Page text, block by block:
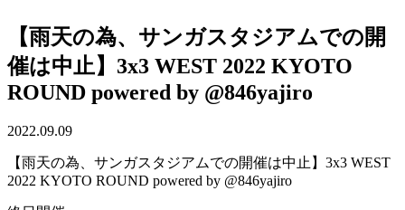
【雨天の為、サンガスタジアムでの開
催は中止】3x3 WEST 2022 KYOTO
ROUND powered by @846yajiro
2022.09.09
【雨天の為、サンガスタジアムでの開催は中止】3x3 WEST
2022 KYOTO ROUND powered by @846yajiro